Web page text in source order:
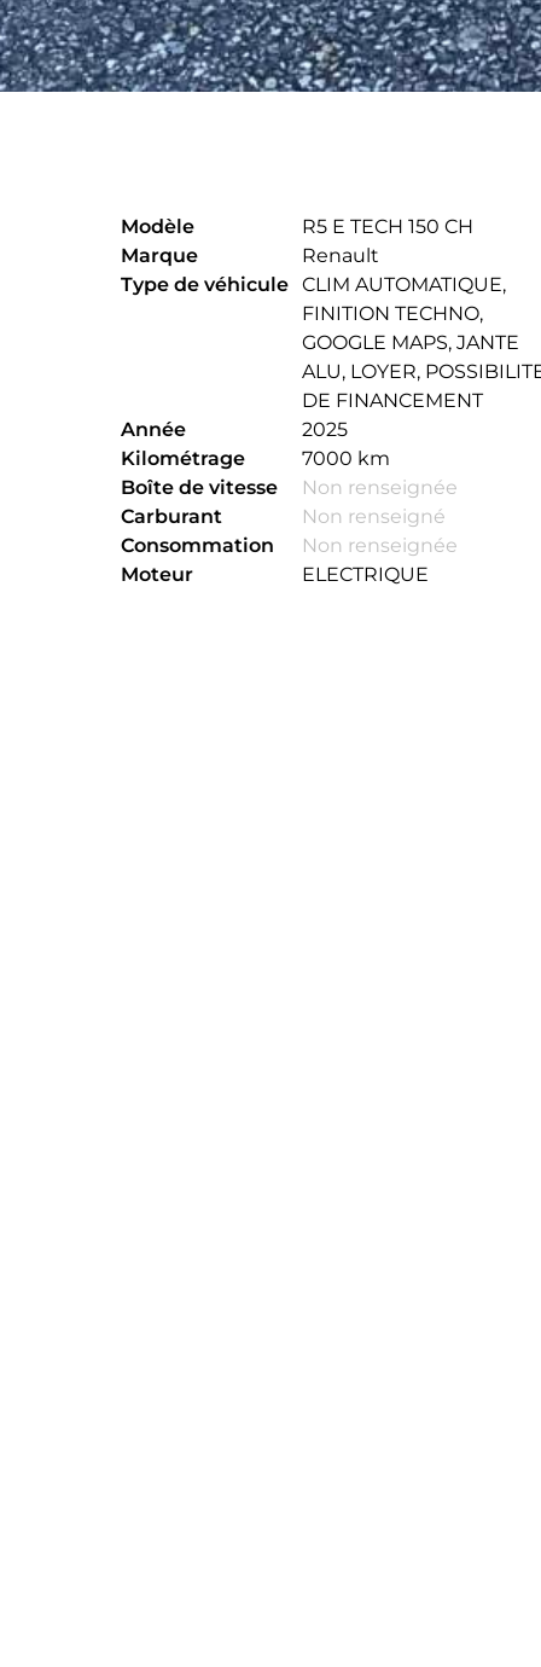
Modèle
R5 E TECH 150 CH
Marque
Renault
Type de véhicule CLIM AUTOMATIQUE,
FINITION TECHNO,
GOOGLE MAPS, JANTE
ALU, LOYER,
DE FINANCEMENT
Année
2025
Kilométrage
7000 km
Boîte de vitesse
Non renseignée
Carburant
Non renseigné
Consom­mation
Non renseignée
Moteur
ELECTRIQUE